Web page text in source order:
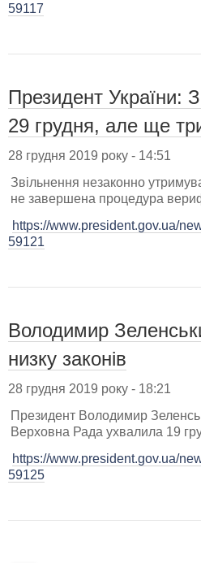
59117
Президент України:
29 грудня, але ще
28 грудня 2019 року - 14:51
Звільнення незаконно
не завершена процедура
https://www.president.gov.ua/
59121
Володимир
низку законів
28 грудня 2019 року - 18:21
Президент Володимир
Верховна Рада ухвалила 19
https://www.president.gov.ua/
59125